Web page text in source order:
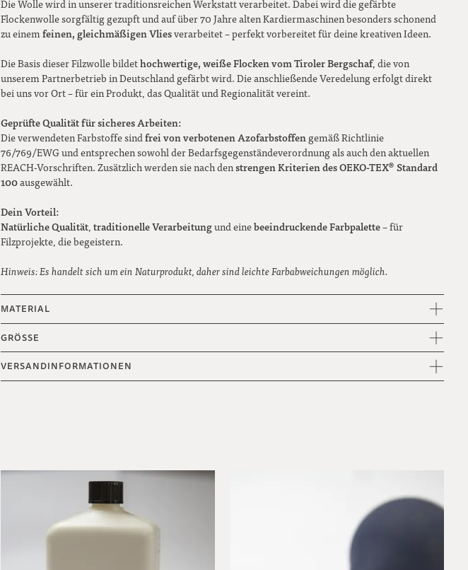
Die Wolle wird in unserer traditionsreichen Werkstatt verarbeitet. Dabei wird die gefärbte
Flockenwolle sorgfältig gezupft und auf über 70 Jahre alten Kardiermaschinen besonders schonend
zu einemfeinen, gleichmäßigen Vliesverarbeitet – perfekt vorbereitet für deine kreativen Ideen.
Die Basis dieser Filzwolle bildethochwertige, weiße Flocken vom Tiroler Bergschaf, die von
unserem Partnerbetrieb in Deutschland gefärbt wird. Die anschließende Veredelung erfolgt direkt
bei uns vor Ort – für ein Produkt, das Qualität und Regionalität vereint.
Geprüfte Qualität für sicheres Arbeiten:
Die verwendeten Farbstoffe sindfrei von verbotenen Azofarbstoffen gemäß Richtlinie
76/769/EWG und entsprechen sowohl der Bedarfsgegenständeverordnung als auch den aktuellen
REACH-Vorschriften. Zusätzlich werden sie nach denstrengen Kriterien des OEKO-TEX® Standard
100ausgewählt.
Dein Vorteil:
Natürliche Qualität,traditionelle Verarbeitungund einebeeindruckende Farbpalette– für
Filzprojekte, die begeistern.
Hinweis: Es handelt sich um ein Naturprodukt, daher sind leichte Farbabweichungen möglich.
MATERIAL
GRÖSSE
VERSANDINFORMATIONEN